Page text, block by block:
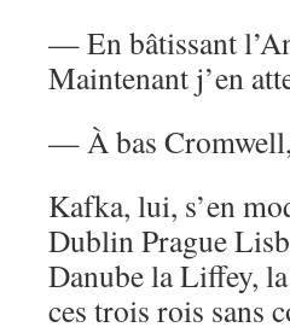
— En bâtissant
Maintenant j’en
— À bas
Kafka, lui, s’en
Dublin Prague
Danube la Liffey,
ces trois rois sans